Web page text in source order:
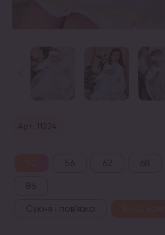
Арт. 11224
56 62 68
86
Сукня і пов'язка